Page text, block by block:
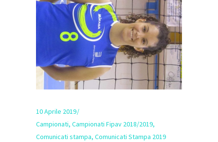
10 Aprile 2019
Campionati, Campionati Fipav 2018/2019,
Comunicati stampa, Comunicati Stampa 2019